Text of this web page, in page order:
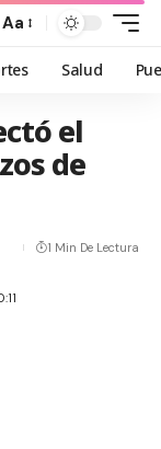
Aa
Salud
el
de
1 Min De Lectura